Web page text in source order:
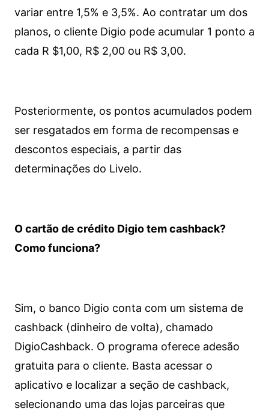
variar entre 1,5% e 3,5%. Ao contratar um dos
planos, o cliente Digio pode acumular 1 ponto a
cada R $1,00, R$ 2,00 ou R$ 3,00.
Posteriormente, os pontos acumulados podem
ser resgatados em forma de recompensas e
descontos especiais, a partir das
determinações do Livelo.
O cartão de crédito Digio tem cashback?
Como funciona?
Sim, o banco Digio conta com um sistema de
cashback (dinheiro de volta), chamado
DigioCashback. O programa oferece adesão
gratuita para o cliente. Basta acessar o
aplicativo e localizar a seção de cashback,
selecionando uma das lojas parceiras que